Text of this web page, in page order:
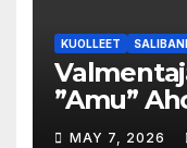
KUOLLEET
”Amu”
MAY 7, 2026